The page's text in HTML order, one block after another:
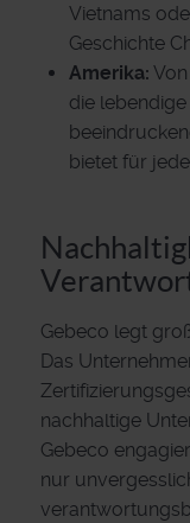
Vietnams
Geschichte
Amerika:
die
bietet für
Gebeco legt
Das
nachhaltige
Gebeco
nur